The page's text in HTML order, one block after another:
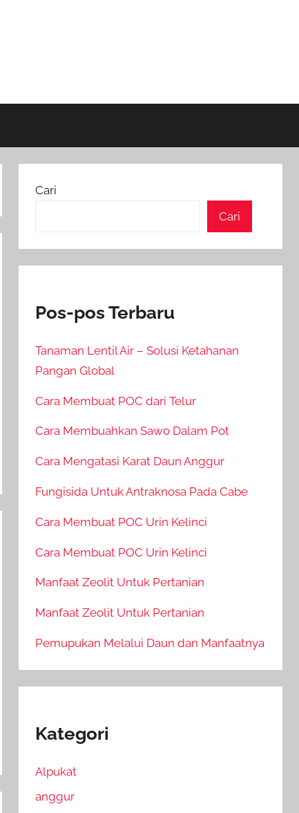
Cari
Cari
Pos-pos Terbaru
Tanaman Lentil Air – Solusi Ketahanan
Pangan Global
Cara Membuat POC dari Telur
Cara Membuahkan Sawo Dalam Pot
Cara Mengatasi Karat Daun Anggur
Fungisida Untuk Antraknosa Pada Cabe
Cara Membuat POC Urin Kelinci
Cara Membuat POC Urin Kelinci
Manfaat Zeolit Untuk Pertanian
Manfaat Zeolit Untuk Pertanian
Pemupukan Melalui Daun dan Manfaatnya
Kategori
Alpukat
anggur